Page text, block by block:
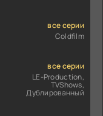
все серии
Coldfilm
все серии
LE-Production,
TVShows,
Дублированный